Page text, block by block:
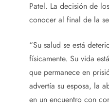
Patel. La decisión de
conocer al final de la
“Su salud se está
físicamente. Su vida
que permanece en
advertía su esposa, la
en un encuentro con